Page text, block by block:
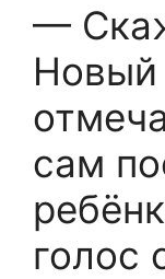
—
Новый
сам
голос